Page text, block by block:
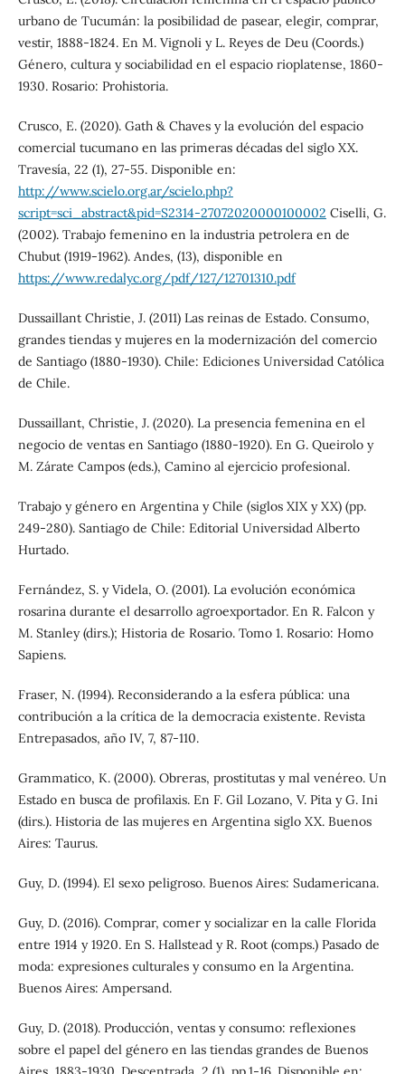
urbano de Tucumán: la posibilidad de pasear, elegir, comprar,
vestir, 1888-1824. En M. Vignoli y L. Reyes de Deu (Coords.)
Género, cultura y sociabilidad en el espacio rioplatense, 1860-
1930. Rosario: Prohistoria.
Crusco, E. (2020). Gath & Chaves y la evolución del espacio
comercial tucumano en las primeras décadas del siglo XX.
Travesía, 22 (1), 27-55. Disponible en:
http://www.scielo.org.ar/scielo.php?
script=sci_abstract&pid=S2314-27072020000100002 Ciselli, G.
(2002). Trabajo femenino en la industria petrolera en de
Chubut (1919-1962). Andes, (13), disponible en
https://www.redalyc.org/pdf/127/12701310.pdf
Dussaillant Christie, J. (2011) Las reinas de Estado. Consumo,
grandes tiendas y mujeres en la modernización del comercio
de Santiago (1880-1930). Chile: Ediciones Universidad Católica
de Chile.
Dussaillant, Christie, J. (2020). La presencia femenina en el
negocio de ventas en Santiago (1880-1920). En G. Queirolo y
M. Zárate Campos (eds.), Camino al ejercicio profesional.
Trabajo y género en Argentina y Chile (siglos XIX y XX) (pp.
249-280). Santiago de Chile: Editorial Universidad Alberto
Hurtado.
Fernández, S. y Videla, O. (2001). La evolución económica
rosarina durante el desarrollo agroexportador. En R. Falcon y
M. Stanley (dirs.); Historia de Rosario. Tomo 1. Rosario: Homo
Sapiens.
Fraser, N. (1994). Reconsiderando a la esfera pública: una
contribución a la crítica de la democracia existente. Revista
Entrepasados, año IV, 7, 87-110.
Grammatico, K. (2000). Obreras, prostitutas y mal venéreo. Un
Estado en busca de profilaxis. En F. Gil Lozano, V. Pita y G. Ini
(dirs.). Historia de las mujeres en Argentina siglo XX. Buenos
Aires: Taurus.
Guy, D. (1994). El sexo peligroso. Buenos Aires: Sudamericana.
Guy, D. (2016). Comprar, comer y socializar en la calle Florida
entre 1914 y 1920. En S. Hallstead y R. Root (comps.) Pasado de
moda: expresiones culturales y consumo en la Argentina.
Buenos Aires: Ampersand.
Guy, D. (2018). Producción, ventas y consumo: reflexiones
sobre el papel del género en las tiendas grandes de Buenos